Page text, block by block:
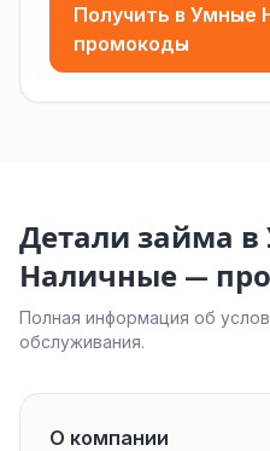
Получить в Умные
промокоды
Детали займа
Наличные —
Полная информация об
обслуживания.
О компании